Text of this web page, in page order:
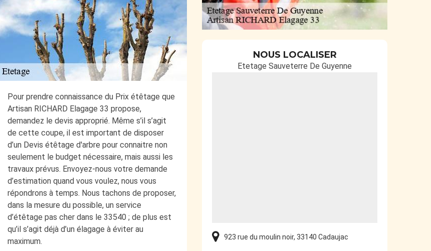
Pour prendre connaissance du Prix étêtage que
Artisan RICHARD Elagage 33 propose,
demandez le devis approprié. Même s’il s’agit
de cette coupe, il est important de disposer
d’un Devis étêtage d'arbre pour connaitre non
seulement le budget nécessaire, mais aussi les
travaux prévus. Envoyez-nous votre demande
d’estimation quand vous voulez, nous vous
répondrons à temps. Nous tachons de proposer,
dans la mesure du possible, un service
d’étêtage pas cher dans le 33540 ; de plus est
qu’il s’agit déjà d’un élagage à éviter au
maximum.
NOUS LOCALISER
Etetage Sauveterre De Guyenne
923 rue du moulin noir, 33140 Cadaujac